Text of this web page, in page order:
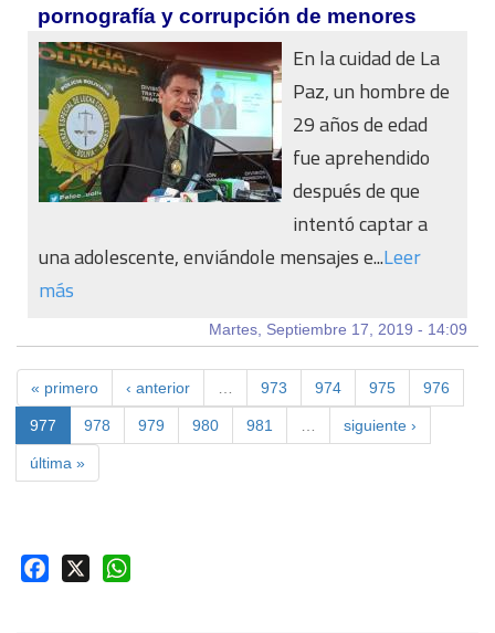
pornografía y corrupción de menores
En la cuidad de La
Paz, un hombre de
29 años de edad
fue aprehendido
después de que
intentó captar a
una adolescente, enviándole mensajes e...Leer
más
Martes, Septiembre 17, 2019 - 14:09
« primero ‹ anterior 973 974 975 976
977 978 979 980 981 siguiente ›
última »
Facebook